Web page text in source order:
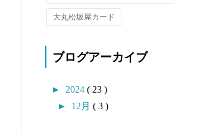
大丸松坂屋カード
ブログアーカイブ
► 2024 ( 23 )
► 12月 ( 3 )